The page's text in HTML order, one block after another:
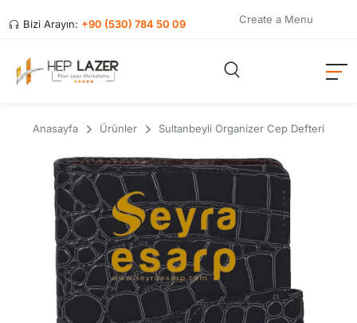
Bizi Arayın: +90 (530) 784 50 09 Create a Menu
Anasayfa Ürünler Sultanbeyli Organizer Cep Defteri